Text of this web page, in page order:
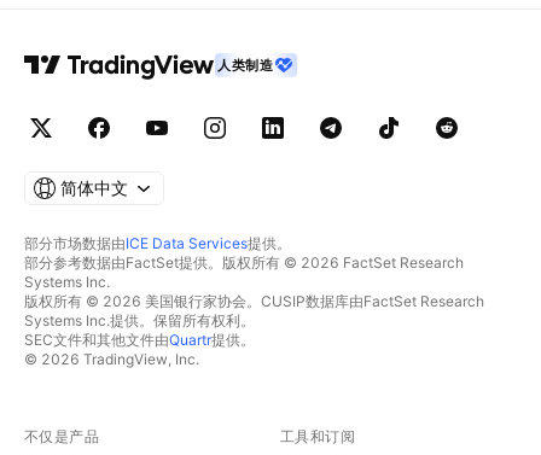
人类制造
简体中文
部分市场数据由ICE Data Services提供。
部分参考数据由FactSet提供。版权所有 © 2026 FactSet Research
Systems Inc.
版权所有 © 2026 美国银行家协会。CUSIP数据库由FactSet Research
Systems Inc.提供。保留所有权利。
SEC文件和其他文件由Quartr提供。
© 2026 TradingView, Inc.
不仅是产品 工具和订阅